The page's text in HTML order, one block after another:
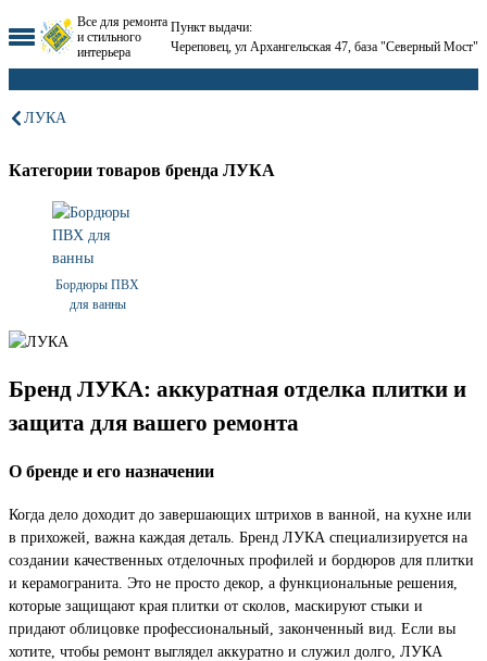
Все для ремонта
и стильного
интерьера
Пункт выдачи:
Череповец, ул Архангельская 47, база "Северный Мост"
ЛУКА
Категории товаров бренда ЛУКА
Бордюры ПВХ
для ванны
Бренд ЛУКА: аккуратная отделка плитки и
защита для вашего ремонта
О бренде и его назначении
Когда дело доходит до завершающих штрихов в ванной, на кухне или
в прихожей, важна каждая деталь. Бренд ЛУКА специализируется на
создании качественных отделочных профилей и бордюров для плитки
и керамогранита. Это не просто декор, а функциональные решения,
которые защищают края плитки от сколов, маскируют стыки и
придают облицовке профессиональный, законченный вид. Если вы
хотите, чтобы ремонт выглядел аккуратно и служил долго, ЛУКА